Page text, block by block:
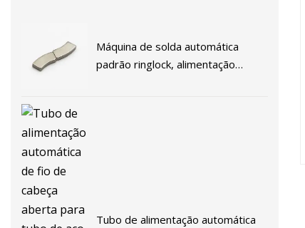
Máquina de solda automática
padrão ringlock, alimentação
Tubo de alimentação automática